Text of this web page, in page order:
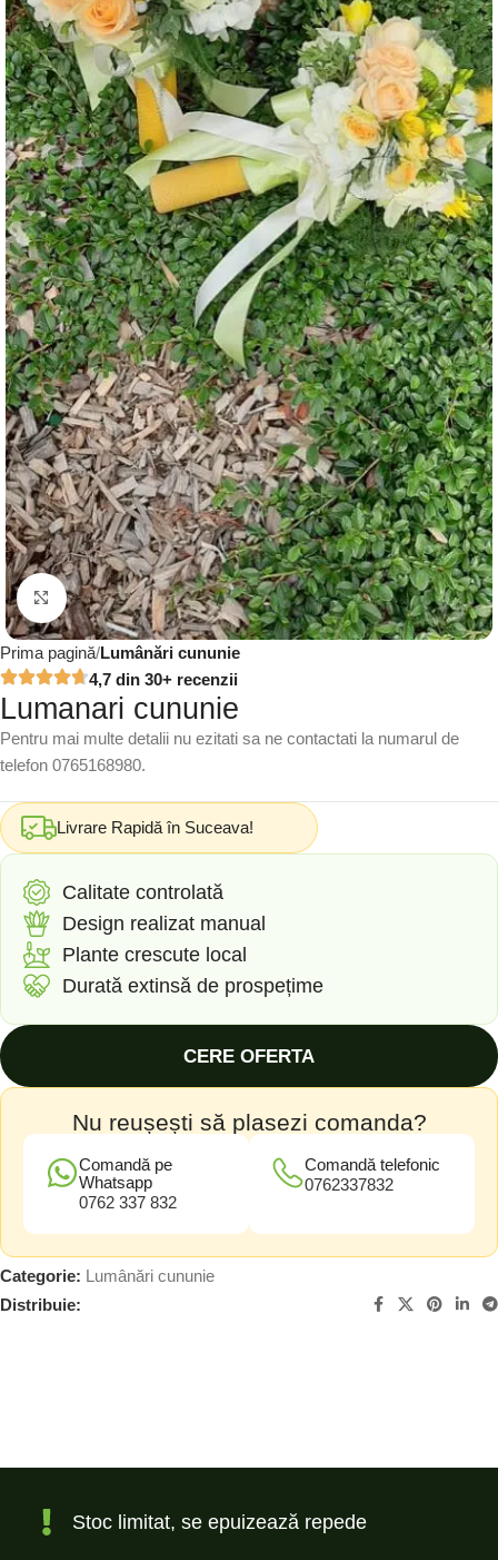
Click to enlarge
Prima pagină Lumânări cununie
4,7 din 30+ recenzii
Lumanari cununie
Pentru mai multe detalii nu ezitati sa ne contactati la numarul de
telefon 0765168980.
Livrare Rapidă în Suceava!
Calitate controlată
Design realizat manual
Plante crescute local
Durată extinsă de prospețime
CERE OFERTA
Nu reușești să plasezi comanda?
Comandă pe
Whatsapp
0762 337 832
Comandă telefonic
0762337832
Categorie: Lumânări cununie
Distribuie:
Stoc limitat, se epuizează repede